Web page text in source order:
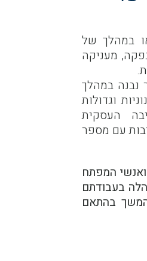
במהלך של
מעניקה
נבנה במהלך
וגדולות
העסקית
עם מספר
המפתח
בעבודתם
בהתאם